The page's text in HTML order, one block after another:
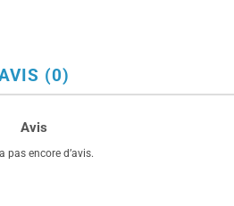
(0)
Avis
pas encore d’avis.